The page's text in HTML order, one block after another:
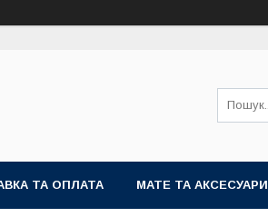
ТА ОПЛАТА МАТЕ ТА АКСЕСУАРИ